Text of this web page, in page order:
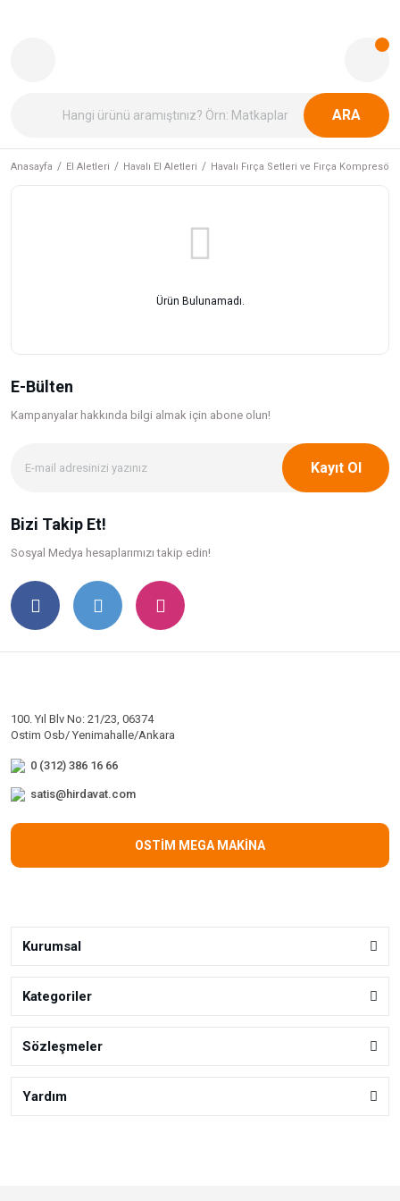
ARA
Anasayfa El Aletleri Havalı El Aletleri Havalı Fırça Setleri ve Fırça
Ürün Bulunamadı.
E-Bülten
Kampanyalar hakkında bilgi almak için abone olun!
Kayıt Ol
Bizi Takip Et!
Sosyal Medya hesaplarımızı takip edin!
100. Yıl Blv No: 21/23, 06374
Ostim Osb/ Yenimahalle/Ankara
0 (312) 386 16 66
satis@hirdavat.com
OSTİM MEGA MAKİNA
Kurumsal
Kategoriler
Sözleşmeler
Yardım